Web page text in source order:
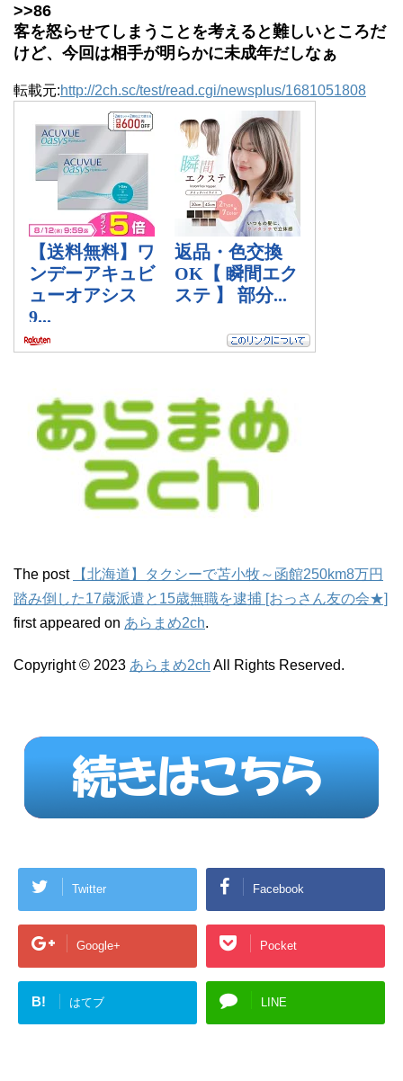
>>86
客を怒らせてしまうことを考えると難しいところだ
けど、今回は相手が明らかに未成年だしなぁ
転載元:http://2ch.sc/test/read.cgi/newsplus/1681051808
The post
【北海道】タクシーで苫小牧～函館250km8万円
踏み倒した17歳派遣と15歳無職を逮捕 [おっさん友の会★]
first appeared on あらまめ2ch.
Copyright © 2023 あらまめ2ch All Rights Reserved.
Twitter Facebook
Google+ Pocket
B! はてブ LINE